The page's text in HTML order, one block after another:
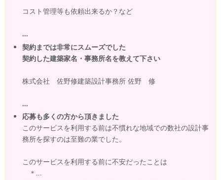
コスト管理等も依頼出来るか？など
...
契約までは非常にスムーズでした
契約した建築家名・事務所名を教えて下さい
株式会社 佐野修建築設計事務所 佐野 修
...
応募も多くの方から頂きました
このサービスを利用する前は不慣れな地域での数社の設計事
務所を探すのは至難の業でした。
このサービスを利用する前に不安だったことは
＊...